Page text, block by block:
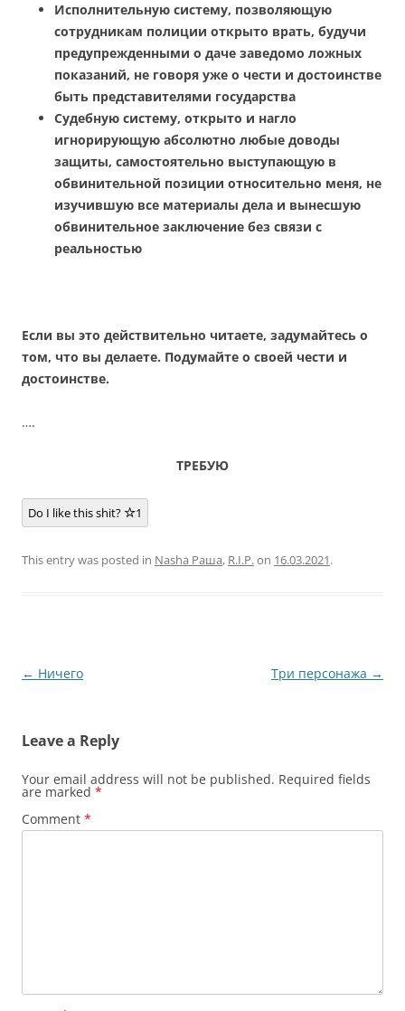
Исполнительную систему, позволяющую
сотрудникам полиции открыто врать, будучи
предупрежденными о даче заведомо ложных
показаний, не говоря уже о чести и достоинстве
быть представителями государства
Судебную систему, открыто и нагло
игнорирующую абсолютно любые доводы
защиты, самостоятельно выступающую в
обвинительной позиции относительно меня, не
изучившую все материалы дела и вынесшую
обвинительное заключение без связи с
реальностью
Если вы это действительно читаете, задумайтесь о
том, что вы делаете. Подумайте о своей чести и
достоинстве.
….
ТРЕБУЮ
Do I like this shit? 1
This entry was posted in Nasha Раша, R.I.P.on 16.03.2021.
Post
← Ничего Три персонажа →
Leave a Reply
Your email address will not be published. Required fields
are marked *
Comment *